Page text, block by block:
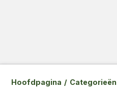
Hoofdpagina / Categorieën